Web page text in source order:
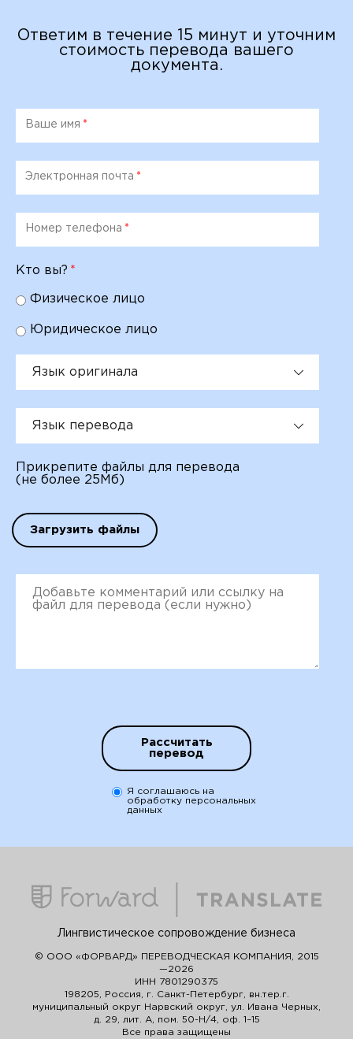
Ответим в течение 15 минут и уточним
стоимость перевода вашего
документа.
Ваше имя *
Электронная почта *
Номер телефона *
Кто вы? *
Физическое лицо
Юридическое лицо
Язык оригинала
Язык перевода
Прикрепите файлы для перевода
(не более 25Мб)
Загрузить файлы
Рассчитать
перевод
Я соглашаюсь на
обработку персональных
данных
Лингвистическое сопровождение бизнеса
© ООО «ФОРВАРД» ПЕРЕВОДЧЕСКАЯ КОМПАНИЯ, 2015
—2026
ИНН 7801290375
198205, Россия, г. Санкт-Петербург, вн.тер.г.
муниципальный округ Нарвский округ, ул. Ивана Черных,
д. 29, лит. А, пом. 50-Н/4, оф. 1–15
Все права защищены